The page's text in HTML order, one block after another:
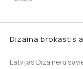
Dizaina brokastis
Latvijas Dizaineru